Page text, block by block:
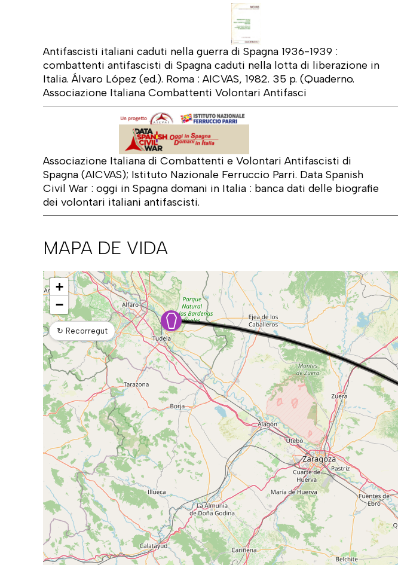
Antifascisti italiani caduti nella guerra di Spagna 1936-1939 :
combattenti antifascisti di Spagna caduti nella lotta di liberazione in
Italia. Álvaro López (ed.). Roma : AICVAS, 1982. 35 p. (Quaderno.
Associazione Italiana Combattenti Volontari Antifasci
Associazione Italiana di Combattenti e Volontari Antifascisti di
Spagna (AICVAS); Istituto Nazionale Ferruccio Parri. Data Spanish
Civil War : oggi in Spagna domani in Italia : banca dati delle biografie
dei volontari italiani antifascisti.
MAPA DE VIDA
Mapa
+
−
↻ Recorregut